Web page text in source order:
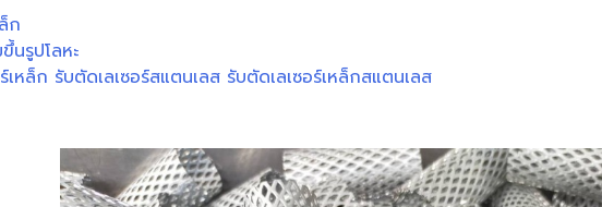
ก
นรูปโลหะ
เหล็ก รับตัดเลเซอร์สแตนเลส รับตัดเลเซอร์เหล็กสแตนเลส